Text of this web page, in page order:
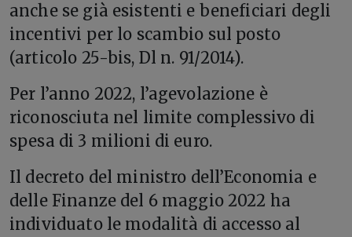
anche se già esistenti e beneficiari degli
incentivi per lo scambio sul posto
(articolo 25-bis, Dl n. 91/2014).
Per l’anno 2022, l’agevolazione è
riconosciuta nel limite complessivo di
spesa di 3 milioni di euro.
Il decreto del ministro dell’Economia e
delle Finanze del 6 maggio 2022 ha
individuato le modalità di accesso al